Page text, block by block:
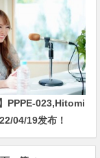
PPPE-023,Hitomi
04/19发布！